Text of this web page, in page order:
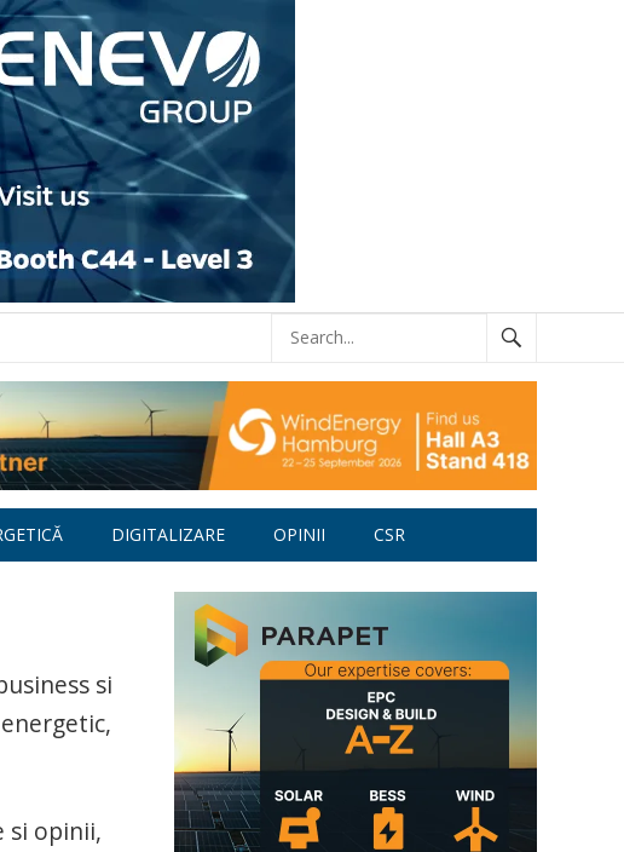
DIGITALIZARE OPINII CSR
si
si opinii,